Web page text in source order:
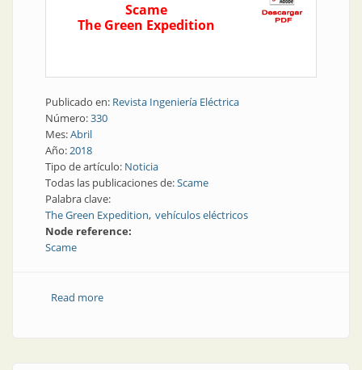
Scame
The Green Expedition
Publicado en: Revista Ingeniería Eléctrica
Número:330
Mes:Abril
Año:2018
Tipo de artículo: Noticia
Todas las publicaciones de:Scame
Palabra clave:
The Green Expedition vehículos eléctricos
Node reference:
Scame
Read moreabout Vehículos eléctricos | Expedición verde por la